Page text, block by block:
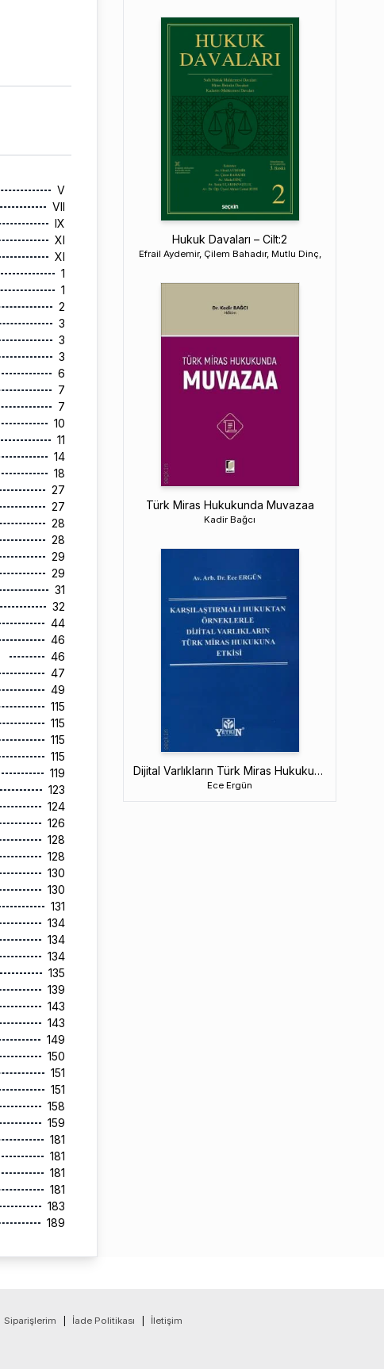
V
VII
IX
XI
XI
1
1
2
3
3
3
6
7
7
10
11
14
18
27
27
28
28
29
29
31
32
44
46
46
47
49
115
115
115
115
119
123
124
126
128
128
130
130
131
134
134
134
135
139
143
143
149
150
151
151
158
159
181
181
181
181
183
189
Hukuk Davaları – Cilt:2
Efrail Aydemir, Çilem Bahadır, Mutlu Dinç,
Türk Miras Hukukunda Muvazaa
Kadir Bağcı
Dijital Varlıkların Türk Miras Hukukuna Etkisi
Ece Ergün
Siparişlerim İade Politikası
İletişim